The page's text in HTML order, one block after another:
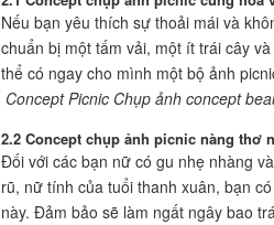
Nếu bạn yêu thích sự thoải mái và
chuẩn bị một tấm vải, một ít trái cây
thể có ngay cho mình một bộ ảnh
Concept Picnic Chụp ảnh concept
2.2 Concept chụp ảnh picnic nàng thơ
Đối với các bạn nữ có gu nhẹ nhàng
rũ, nữ tính của tuổi thanh xuân, bạn
này. Đảm bảo sẽ làm ngất ngây bao